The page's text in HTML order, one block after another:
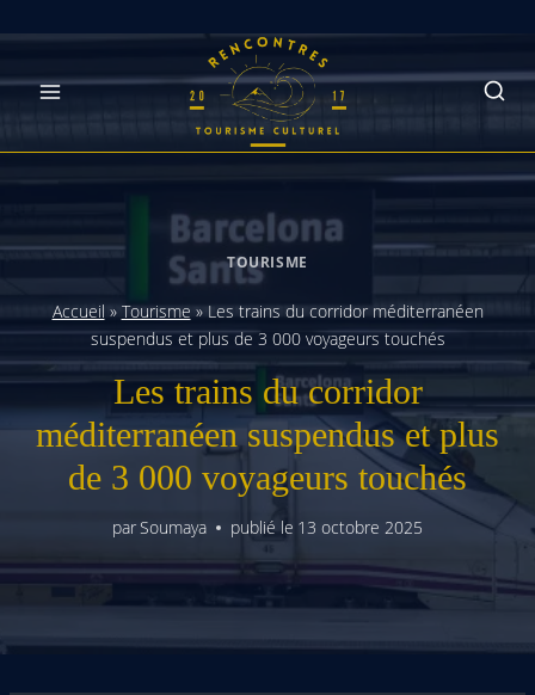
Skip
to
TOURISME
Accueil » Tourisme » Les trains du corridor méditerranéen
suspendus et plus de 3 000 voyageurs touchés
Les trains du corridor
méditerranéen suspendus et plus
de 3 000 voyageurs touchés
parSoumaya publié le 13 octobre 2025